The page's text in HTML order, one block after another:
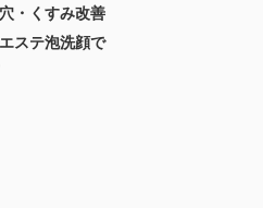
・くすみ改善
ステ泡洗顔で